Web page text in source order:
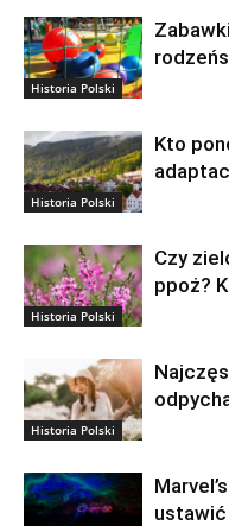
Historia Polski
Historia Polski
Kto
Historia Polski
Czy
ppoż?
Historia Polski